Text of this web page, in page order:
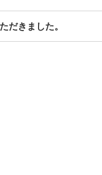
だきました。